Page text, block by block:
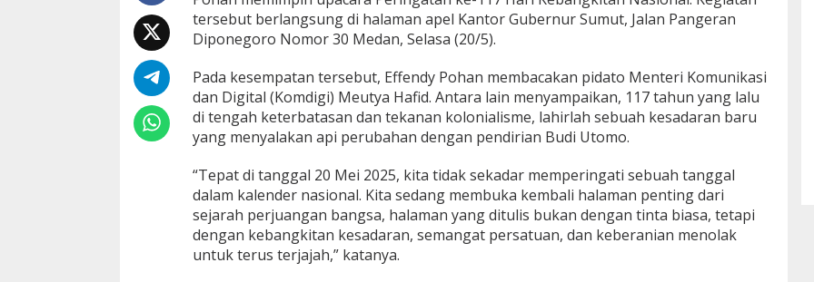
1
7
H
r
i
K
e
b
n
g
k
i
t
a
tersebut berlangsung di halaman apel Kantor Gubernur Sumut, Jalan Pangeran
Diponegoro Nomor 30 Medan, Selasa (20/5).
Pada kesempatan tersebut, Effendy Pohan membacakan pidato Menteri Komunikasi
dan Digital (Komdigi) Meutya Hafid. Antara lain menyampaikan, 117 tahun yang lalu
di tengah keterbatasan dan tekanan kolonialisme, lahirlah sebuah kesadaran baru
yang menyalakan api perubahan dengan pendirian Budi Utomo.
“Tepat di tanggal 20 Mei 2025, kita tidak sekadar memperingati sebuah tanggal
dalam kalender nasional. Kita sedang membuka kembali halaman penting dari
sejarah perjuangan bangsa, halaman yang ditulis bukan dengan tinta biasa, tetapi
dengan kebangkitan kesadaran, semangat persatuan, dan keberanian menolak
untuk terus terjajah,” katanya.